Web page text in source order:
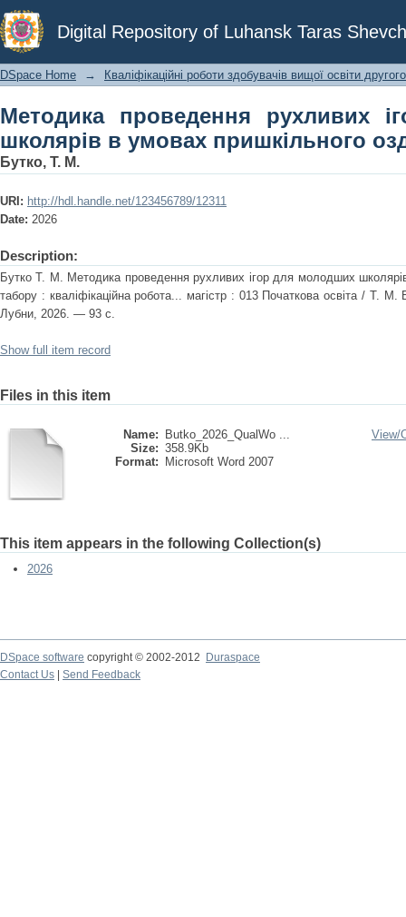
Digital Repository of Luhansk Taras
Методика проведення рухливих
пришкільного оздоровчого табору
DSpace Home → Кваліфікаційні роботи здобувачів вищої освіти
Методика проведення рухливих
школярів в умовах пришкільного
Бутко, Т. М.
URI: http://hdl.handle.net/123456789/12311
Date: 2026
Description:
Бутко Т. М. Методика проведення рухливих ігор для молодших
табору : кваліфікаційна робота... магістр : 013 Початкова освіта / Т.
Лубни, 2026. — 93 с.
Show full item record
Files in this item
Name:
Butko_2026_QualWo ...
Size: 358.9Kb
Format:
Microsoft Word 2007
View/
This item appears in the following Collection(s)
2026
DSpace software copyright © 2002-2012
Duraspace
Contact Us
Send Feedback